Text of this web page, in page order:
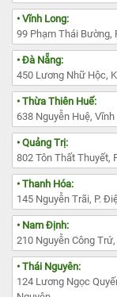
• Vĩnh Long:
99 Phạm Thái Bường,
• Đà Nẵng:
450 Lương Nhữ Hộc,
• Thừa Thiên Huế:
638 Nguyễn Huệ,
• Quảng Trị:
802 Tôn Thất Thuyết,
• Thanh Hóa:
145 Nguyễn Trãi, P.
• Nam Định:
210 Nguyễn Công
• Thái Nguyên:
124 Lương Ngọc